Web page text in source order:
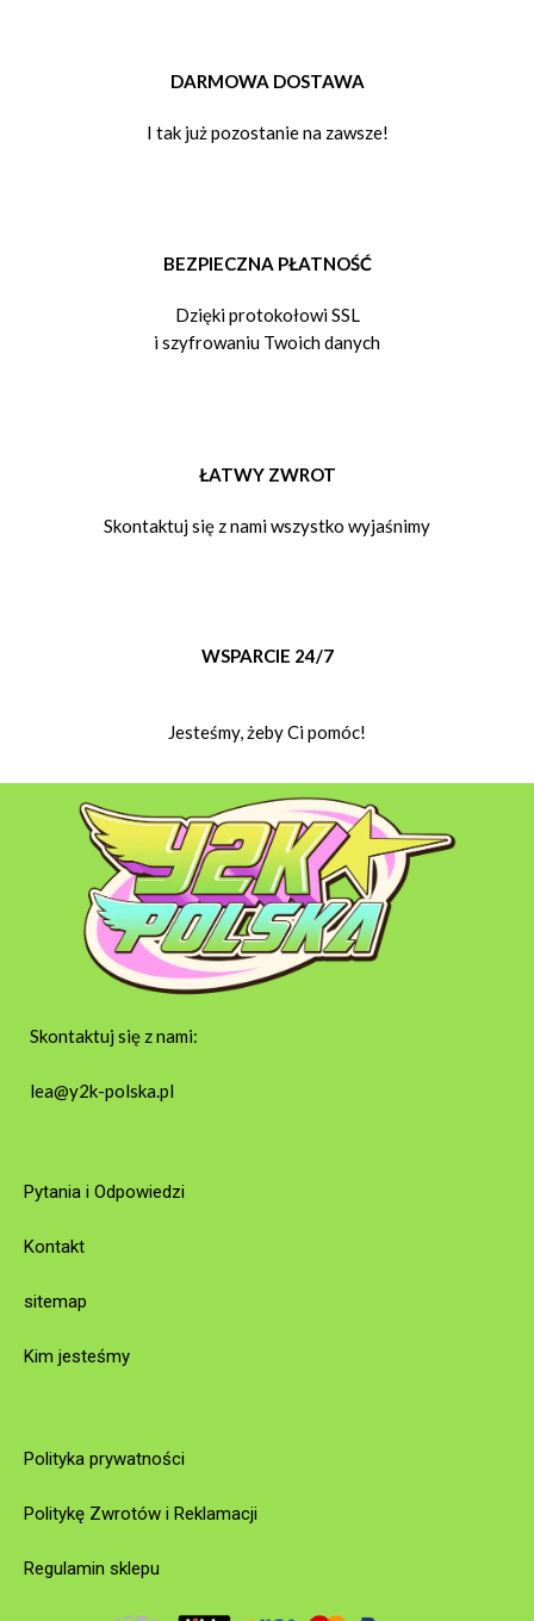
DARMOWA DOSTAWA
I tak już pozostanie na zawsze!
BEZPIECZNA PŁATNOŚĆ
Dzięki protokołowi SSL
i szyfrowaniu Twoich danych
ŁATWY ZWROT
Skontaktuj się z nami wszystko wyjaśnimy
WSPARCIE 24/7
Jesteśmy, żeby Ci pomóc!
Skontaktuj się z nami:
lea@y2k-polska.pl
Pytania i Odpowiedzi
Kontakt
sitemap
Kim jesteśmy
Polityka prywatności
Politykę Zwrotów i Reklamacji
Regulamin sklepu